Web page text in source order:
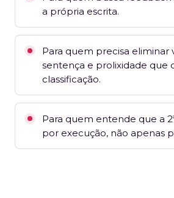
a própria escrita.
Para quem precisa eliminar
sentença e prolixidade que
classificação.
Para quem entende que a
por execução, não apenas